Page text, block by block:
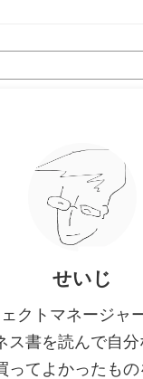
せいじ
クトマネージャ
ス書を読んで自分
ってよかったも